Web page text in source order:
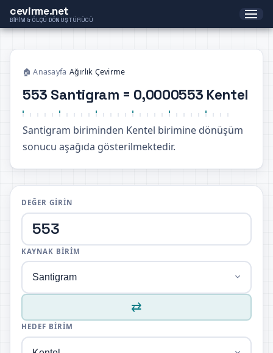
cevirme.net
BIRIM & ÖLÇÜ DÖNÜŞTÜRÜCÜ
🏠 Anasayfa Ağırlık Çevirme
553 Santigram = 0,0000553 Kentel
Santigram biriminden Kentel birimine dönüşüm
sonucu aşağıda gösterilmektedir.
DEĞER GIRIN
KAYNAK BIRIM
⇄
HEDEF BIRIM